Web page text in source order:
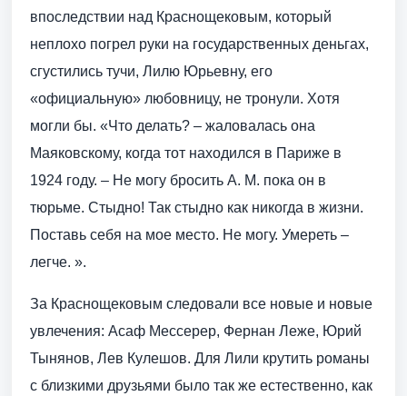
впоследствии над Краснощековым, который
неплохо погрел руки на государственных деньгах,
сгустились тучи, Лилю Юрьевну, его
«официальную» любовницу, не тронули. Хотя
могли бы. «Что делать? – жаловалась она
Маяковскому, когда тот находился в Париже в
1924 году. – Не могу бросить А. М. пока он в
тюрьме. Стыдно! Так стыдно как никогда в жизни.
Поставь себя на мое место. Не могу. Умереть –
легче. ».
За Краснощековым следовали все новые и новые
увлечения: Асаф Мессерер, Фернан Леже, Юрий
Тынянов, Лев Кулешов. Для Лили крутить романы
с близкими друзьями было так же естественно, как